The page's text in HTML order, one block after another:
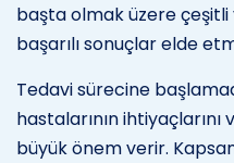
başta olmak üzere
başarılı sonuçlar elde
Tedavi sürecine
hastalarının
büyük önem verir.